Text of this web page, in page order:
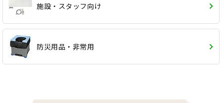
施設・スタッフ向け
防災用品・非常用